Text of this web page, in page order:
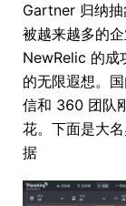
Gartner 归纳
被越来越多的
NewRelic 的成
的无限遐想。
信和 360 团队
花。下面是大
据